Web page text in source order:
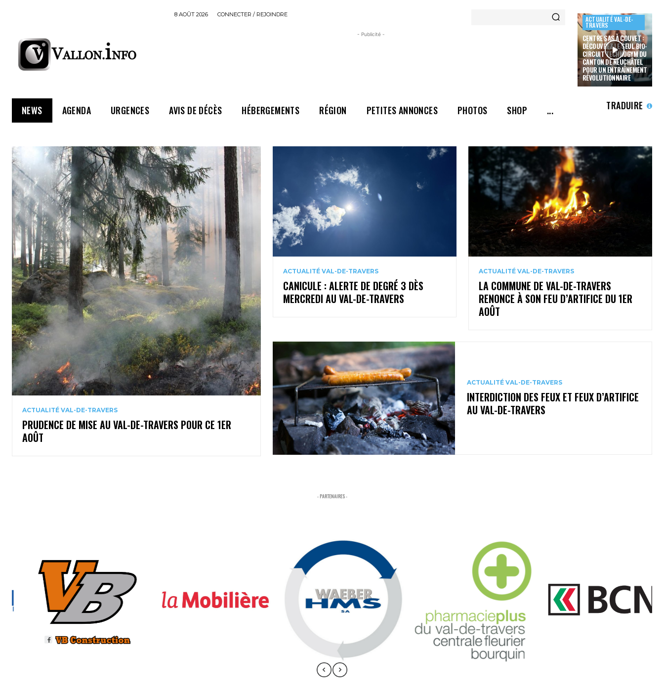
8 AOÛT 2026 CONNECTER / REJOINDRE
- Publicité -
ACTUALITÉ VAL-DE-
TRAVERS
CENTRE SAS À COUVET :
DÉCOUVREZ LE SEUL BIO-
CIRCUIT TECHNOGYM DU
CANTON DE NEUCHÂTEL
POUR UN ENTRAÎNEMENT
RÉVOLUTIONNAIRE
NEWS AGENDA URGENCES AVIS DE DÉCÈS HÉBERGEMENTS RÉGION PETITES ANNONCES PHOTOS SHOP ... TRADUIRE
ACTUALITÉ VAL-DE-TRAVERS
PRUDENCE DE MISE AU VAL-DE-TRAVERS POUR CE 1ER
AOÛT
ACTUALITÉ VAL-DE-TRAVERS
CANICULE : ALERTE DE DEGRÉ 3 DÈS
MERCREDI AU VAL-DE-TRAVERS
ACTUALITÉ VAL-DE-TRAVERS
LA COMMUNE DE VAL-DE-TRAVERS
RENONCE À SON FEU D’ARTIFICE DU 1ER
AOÛT
ACTUALITÉ VAL-DE-TRAVERS
INTERDICTION DES FEUX ET FEUX D’ARTIFICE
AU VAL-DE-TRAVERS
- PARTENAIRES -